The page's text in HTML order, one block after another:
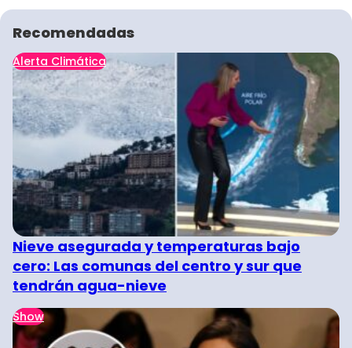
Recomendadas
Alerta Climática
Nieve asegurada y temperaturas bajo
cero: Las comunas del centro y sur que
tendrán agua-nieve
Show